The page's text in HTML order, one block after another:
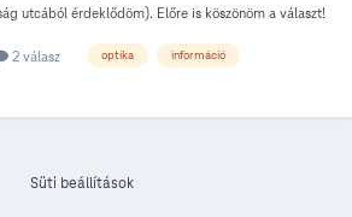
utcából érdeklődöm). Előre is köszönöm a választ!
2 válasz optika információ
Süti beállítások